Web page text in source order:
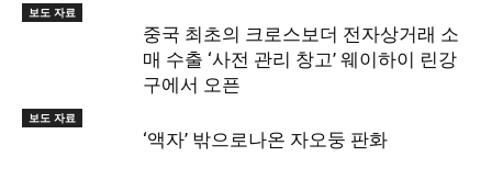
보도 자료
중국 최초의 크로스보더 전자상거래 소
매 수출 ‘사전 관리 창고’ 웨이하이 린강
구에서 오픈
보도 자료
‘액자’ 밖으로나온 자오둥 판화